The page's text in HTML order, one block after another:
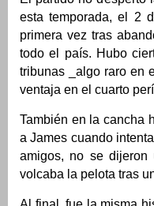
esta temporada, el 2
primera vez tras
todo el país. Hubo
tribunas _algo raro en
ventaja en el cuarto
También en la cancha
a James cuando
amigos, no se dijeron
volcaba la pelota tras